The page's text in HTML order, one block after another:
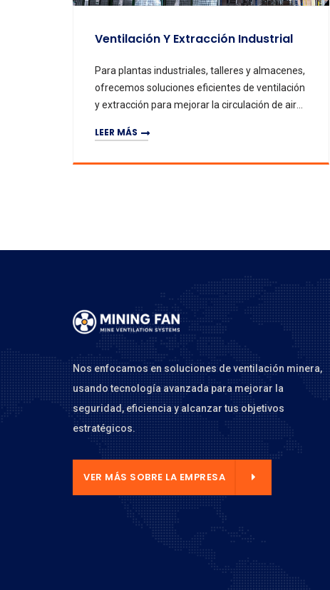
Ventilación Y Extracción Industrial
Para plantas industriales, talleres y almacenes,
ofrecemos soluciones eficientes de ventilación
y extracción para mejorar la circulación de aire,
la comodidad en el lugar de trabajo y la salud
LEER MÁS
Nos enfocamos en soluciones de ventilación minera,
usando tecnología avanzada para mejorar la
seguridad, eficiencia y alcanzar tus objetivos
estratégicos.
VER MÁS SOBRE LA EMPRESA